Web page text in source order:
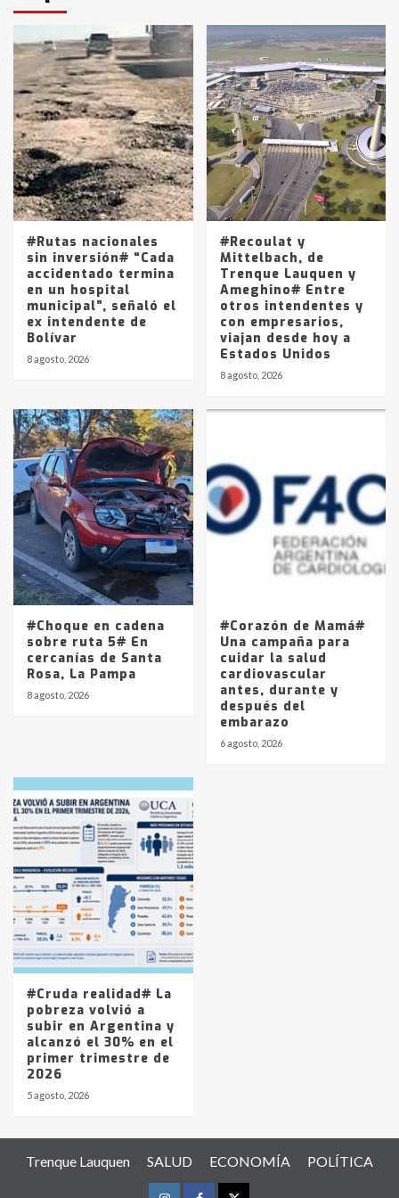
3
en la mañana del lunes
4
Accidente en Ruta 5: falleció un
joven de Trenque Lauquen
Los precios de los combustibles en
La Pampa, desde YPF hasta Axion
entre 857 a 1338 pesos
#Rutas nacionales
sin inversión# “Cada
accidentado termina
en un hospital
municipal”, señaló el
ex intendente de
Bolívar
8 agosto, 2026
#Recoulat y
Mittelbach, de
Trenque Lauquen y
Ameghino# Entre
otros intendentes y
con empresarios,
viajan desde hoy a
Estados Unidos
8 agosto, 2026
#Choque en cadena
sobre ruta 5# En
cercanías de Santa
Rosa, La Pampa
8 agosto, 2026
#Corazón de Mamá#
Una campaña para
cuidar la salud
cardiovascular
antes, durante y
después del
embarazo
6 agosto, 2026
#Cruda realidad# La
pobreza volvió a
subir en Argentina y
alcanzó el 30% en el
primer trimestre de
2026
5 agosto, 2026
Trenque Lauquen SALUD ECONOMÍA POLÍTICA